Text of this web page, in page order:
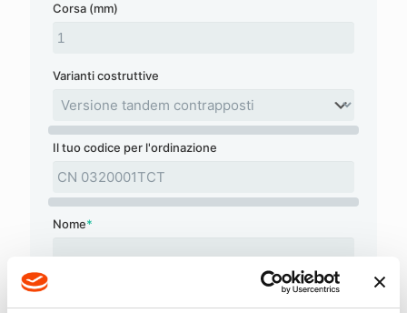
Corsa (mm)
Varianti costruttive
Il tuo codice per l'ordinazione
Nome*